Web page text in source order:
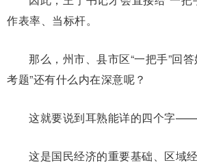
作表率、当标杆。
那么，州市、县市区“一把手”回
考题”还有什么内在深意呢？
这就要说到耳熟能详的四个字——
这是国民经济的重要基础、区域